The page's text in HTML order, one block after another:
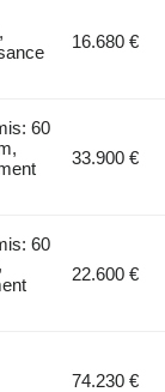
16.680 €
60
33.900 €
60
22.600 €
74.230 €